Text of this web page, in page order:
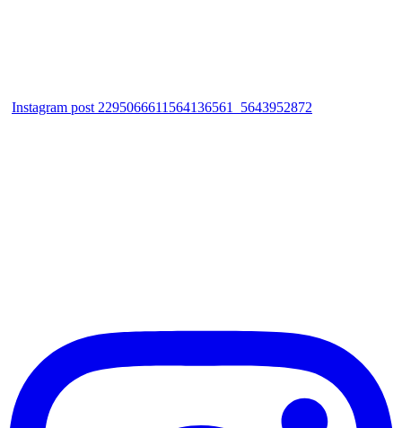
Instagram post 2295066611564136561_5643952872